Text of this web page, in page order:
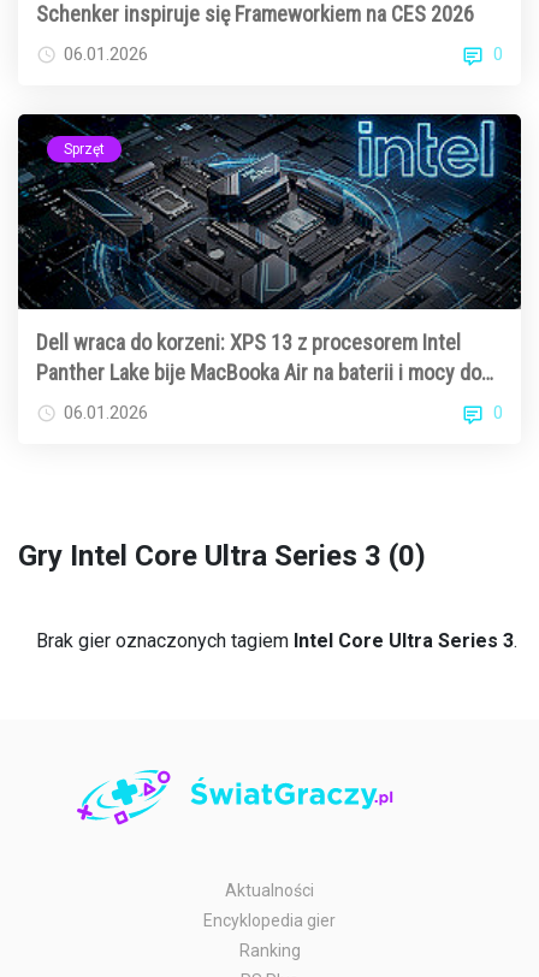
Schenker inspiruje się Frameworkiem na CES 2026
06.01.2026 0
Sprzęt
Dell wraca do korzeni: XPS 13 z procesorem Intel
Panther Lake bije MacBooka Air na baterii i mocy do
gier06.01.2026 0
Gry Intel Core Ultra Series 3 (0)
Brak gier oznaczonych tagiem Intel Core Ultra Series 3.
Aktualności
Encyklopedia gier
Ranking